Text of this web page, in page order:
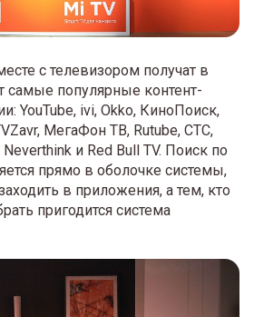
с телевизором получат в
самые популярные контент-
YouTube, ivi, Okko, КиноПоиск,
МегаФон ТВ, Rutube, СТС,
и Red Bull TV. Поиск по
прямо в оболочке системы,
в приложения, а тем, кто
пригодится система